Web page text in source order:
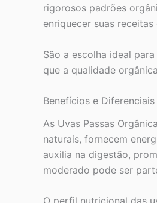
rigorosos padrões
enriquecer suas
São a escolha ideal
que a qualidade
Benefícios e Diferenciais
As Uvas Passas
naturais, fornecem
auxilia na digestão,
moderado pode ser